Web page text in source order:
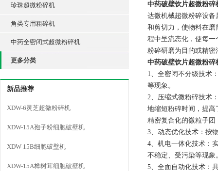
珍珠超微粉碎机
角类专用粗碎机
中药全密闭式超微粉碎机
更多分类
新品推荐
XDW-6灵芝超微粉碎机
XDW-15A孢子粉细胞破壁机
XDW-15B细胞破壁机
XDW-15A桦树茸细胞破壁机
中药破壁饮片超微粉碎
达微机械超微粉碎设
和剪切力，使物料在
程中呈流态化，使每
粉碎研磨为目的或精
中药破壁饮片超微粉碎
1、全密闭不分级技术
等现象。
2、压缩式微粉碎技术
地缩短粉碎时间，提
精密复合化的微粒子
3、动态优化技术：按
4、机电一体化技术：
不稳定、受污染等现象
5、全面自动化技术：